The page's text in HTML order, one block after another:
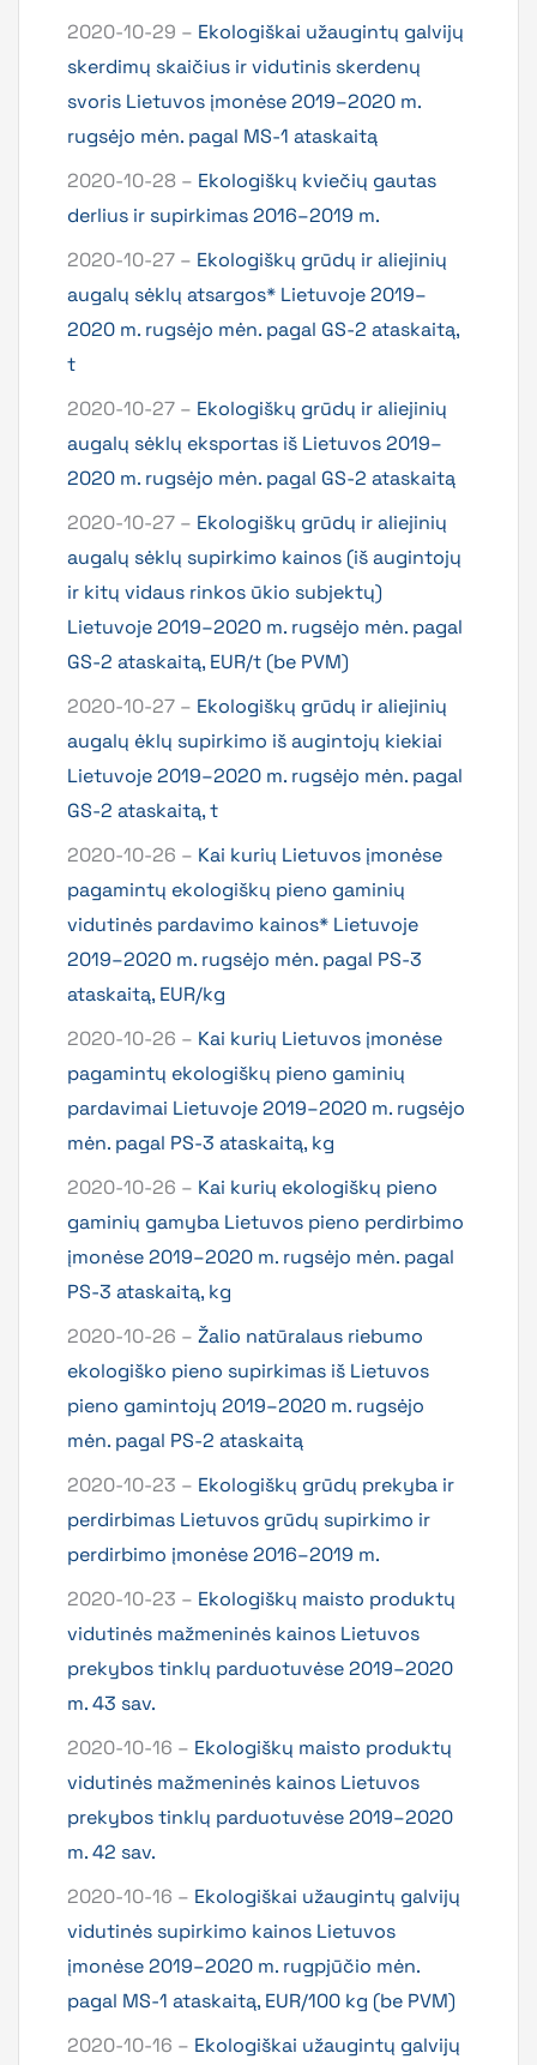
2020-10-29 – Ekologiškai užaugintų galvijų
skerdimų skaičius ir vidutinis skerdenų
svoris Lietuvos įmonėse 2019–2020 m.
rugsėjo mėn. pagal MS-1 ataskaitą
2020-10-28 – Ekologiškų kviečių gautas
derlius ir supirkimas 2016–2019 m.
2020-10-27 – Ekologiškų grūdų ir aliejinių
augalų sėklų atsargos* Lietuvoje 2019–
2020 m. rugsėjo mėn. pagal GS-2 ataskaitą,
t
2020-10-27 – Ekologiškų grūdų ir aliejinių
augalų sėklų eksportas iš Lietuvos 2019–
2020 m. rugsėjo mėn. pagal GS-2 ataskaitą
2020-10-27 – Ekologiškų grūdų ir aliejinių
augalų sėklų supirkimo kainos (iš augintojų
ir kitų vidaus rinkos ūkio subjektų)
Lietuvoje 2019–2020 m. rugsėjo mėn. pagal
GS-2 ataskaitą, EUR/t (be PVM)
2020-10-27 – Ekologiškų grūdų ir aliejinių
augalų ėklų supirkimo iš augintojų kiekiai
Lietuvoje 2019–2020 m. rugsėjo mėn. pagal
GS-2 ataskaitą, t
2020-10-26 – Kai kurių Lietuvos įmonėse
pagamintų ekologiškų pieno gaminių
vidutinės pardavimo kainos* Lietuvoje
2019–2020 m. rugsėjo mėn. pagal PS-3
ataskaitą, EUR/kg
2020-10-26 – Kai kurių Lietuvos įmonėse
pagamintų ekologiškų pieno gaminių
pardavimai Lietuvoje 2019–2020 m. rugsėjo
mėn. pagal PS-3 ataskaitą, kg
2020-10-26 – Kai kurių ekologiškų pieno
gaminių gamyba Lietuvos pieno perdirbimo
įmonėse 2019–2020 m. rugsėjo mėn. pagal
PS-3 ataskaitą, kg
2020-10-26 – Žalio natūralaus riebumo
ekologiško pieno supirkimas iš Lietuvos
pieno gamintojų 2019–2020 m. rugsėjo
mėn. pagal PS-2 ataskaitą
2020-10-23 – Ekologiškų grūdų prekyba ir
perdirbimas Lietuvos grūdų supirkimo ir
perdirbimo įmonėse 2016–2019 m.
2020-10-23 – Ekologiškų maisto produktų
vidutinės mažmeninės kainos Lietuvos
prekybos tinklų parduotuvėse 2019–2020
m. 43 sav.
2020-10-16 – Ekologiškų maisto produktų
vidutinės mažmeninės kainos Lietuvos
prekybos tinklų parduotuvėse 2019–2020
m. 42 sav.
2020-10-16 – Ekologiškai užaugintų galvijų
vidutinės supirkimo kainos Lietuvos
įmonėse 2019–2020 m. rugpjūčio mėn.
pagal MS-1 ataskaitą, EUR/100 kg (be PVM)
2020-10-16 – Ekologiškai užaugintų galvijų